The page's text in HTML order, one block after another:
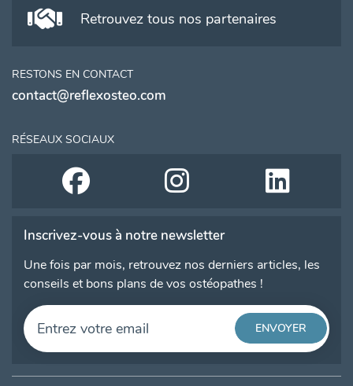
Retrouvez tous nos partenaires
RESTONS EN CONTACT
contact@reflexosteo.com
RÉSEAUX SOCIAUX
Inscrivez-vous à notre newsletter
Une fois par mois, retrouvez nos derniers articles, les
conseils et bons plans de vos ostéopathes !